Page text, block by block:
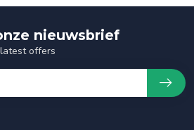
nieuwsbrief
offers